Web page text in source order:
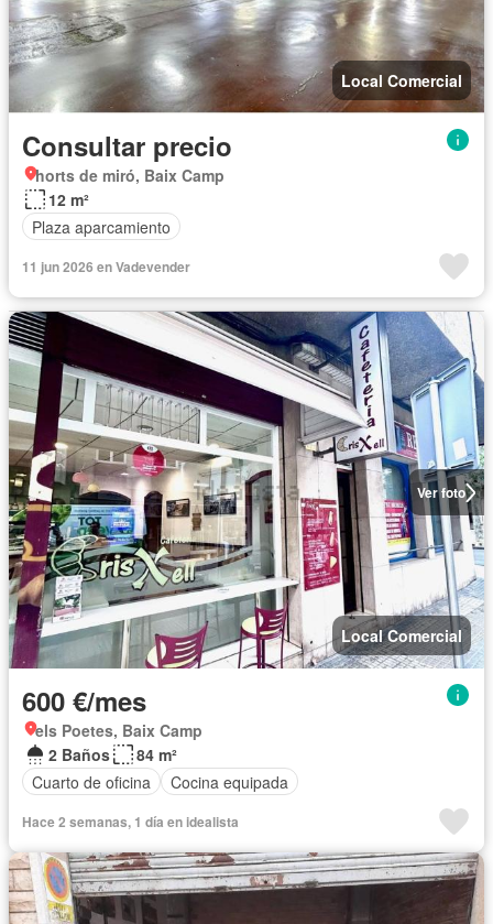
Local Comercial
Consultar precio
horts de miró, Baix Camp
12 m²
Plaza aparcamiento
11 jun 2026 en Vadevender
Ver foto
Local Comercial
600 €/mes
els Poetes, Baix Camp
2 Baños
84 m²
Cuarto de oficina
Cocina equipada
Hace 2 semanas, 1 día en idealista